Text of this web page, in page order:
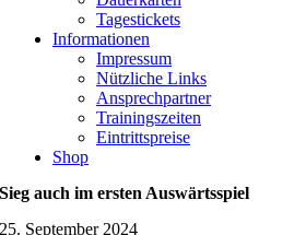
Tagestickets
Informationen
Impressum
Nützliche Links
Ansprechpartner
Trainingszeiten
Eintrittspreise
Shop
Sieg auch im ersten Auswärtsspiel
25. September 2024